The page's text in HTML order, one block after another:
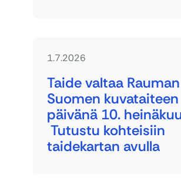
Taide valtaa Rauman
Suomen kuvataiteen
päivänä 10.
Tutustu kohteisiin
taidekartan avulla
1.7.2026